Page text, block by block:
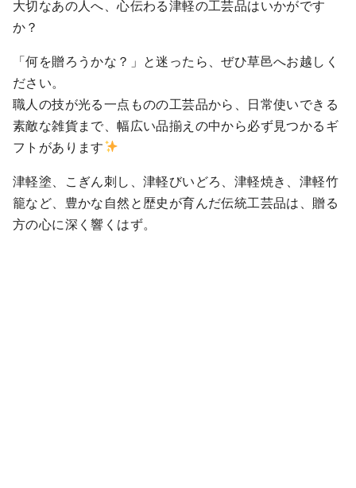
大切なあの人へ、心伝わる津軽の工芸品はいかがです
か？
「何を贈ろうかな？」と迷ったら、ぜひ草邑へお越しく
ださい。
職人の技が光る一点ものの工芸品から、日常使いできる
素敵な雑貨まで、幅広い品揃えの中から必ず見つかるギ
フトがあります
津軽塗、こぎん刺し、津軽びいどろ、津軽焼き、津軽竹
籠など、豊かな自然と歴史が育んだ伝統工芸品は、贈る
方の心に深く響くはず。